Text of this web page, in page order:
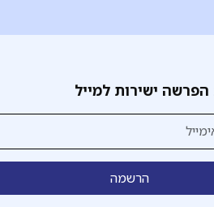
ישירות למייל